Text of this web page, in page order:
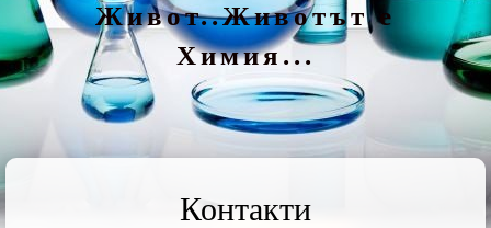
Живот..Животът е
Химия...
Контакти